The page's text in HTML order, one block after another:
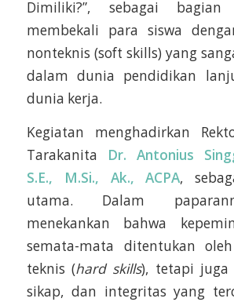
Dimiliki?”, sebagai
membekali para siswa
nonteknis (soft skills) yang
dalam dunia pendidikan
dunia kerja.
Kegiatan menghadirkan
Tarakanita Dr. Antonius
S.E., M.Si., Ak., ACPA,
utama. Dalam
menekankan bahwa
semata-mata ditentukan
teknis (hard skills), tetapi juga
sikap, dan integritas yang